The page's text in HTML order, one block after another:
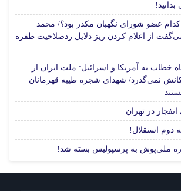
کدام عضو شورای نگهبان مکدر بود؟/ محمد
از اعلام کردن ریز دلایل ردصلاحیت طفره
خطاب به آمریکا و اسرائیل: ملت ایران از
نمی‌گذرد/ شهدای شجره طیبه قهرمانان
در تهران
دوم استقلال!
ملی‌پوش به پرسپولیس بسته شد!